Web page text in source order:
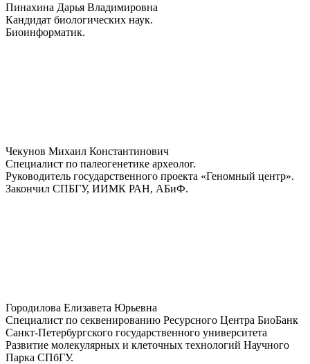
Пинахина Дарья Владимировна
Кандидат биологических наук.
Биоинформатик.
Чекунов Михаил Константинович
Специалист по палеогенетике археолог.
Руководитель государственного проекта «Геномный центр».
Закончил СПБГУ, ИИМК РАН, АБиФ.
Городилова Елизавета Юрьевна
Специалист по секвенированию Ресурсного Центра БиоБанк
Санкт-Петербургского государственного университета
Развитие молекулярных и клеточных технологий Научного
Парка СПбГУ.